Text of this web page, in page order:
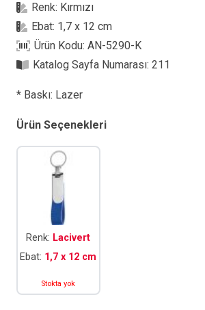
Renk: Kırmızı
Ebat: 1,7 x 12 cm
Ürün Kodu:AN-5290-K
Katalog Sayfa Numarası:211
* Baskı: Lazer
Ürün Seçenekleri
Renk: Lacivert
Ebat: 1,7 x 12 cm
Stokta yok